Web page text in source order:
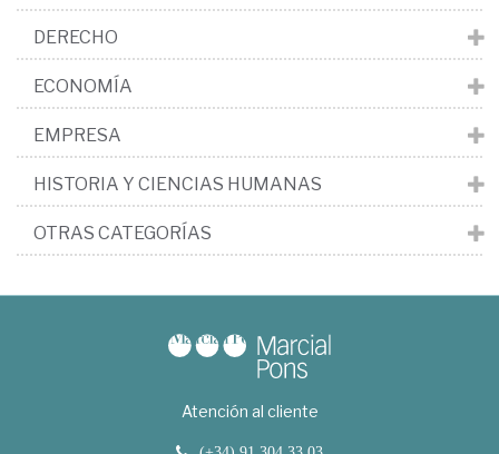
DERECHO
ECONOMÍA
EMPRESA
HISTORIA Y CIENCIAS HUMANAS
OTRAS CATEGORÍAS
Atención al cliente